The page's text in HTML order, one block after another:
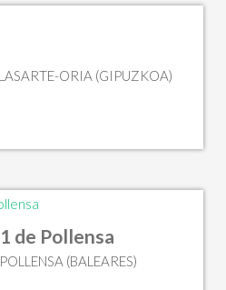
ORIA (GIPUZKOA)
de Pollensa
(BALEARES)